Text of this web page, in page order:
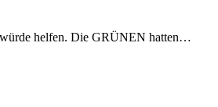
würde helfen. Die GRÜNEN hatten…